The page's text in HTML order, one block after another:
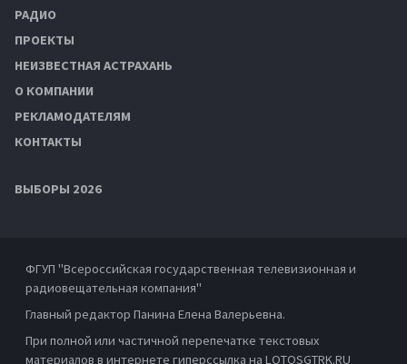
РАДИО
ПРОЕКТЫ
НЕИЗВЕСТНАЯ АСТРАХАНЬ
О КОМПАНИИ
РЕКЛАМОДАТЕЛЯМ
КОНТАКТЫ
ВЫБОРЫ 2026
ФГУП "Всероссийская государственная телевизионная и
радиовещательная компания"
Главный редактор Панина Елена Валерьевна.
При полной или частичной перепечатке текстовых
материалов в интернете гиперссылка на LOTOSGTRK.RU